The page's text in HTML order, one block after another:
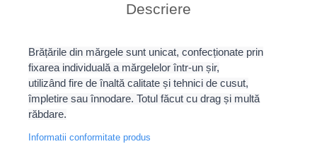
Descriere
Brățările din mărgele sunt unicat, confecționate prin
fixarea individuală a mărgelelor într-un șir,
utilizând fire de înaltă calitate și tehnici de cusut,
împletire sau înnodare. Totul făcut cu drag și multă
răbdare.
Informatii conformitate produs